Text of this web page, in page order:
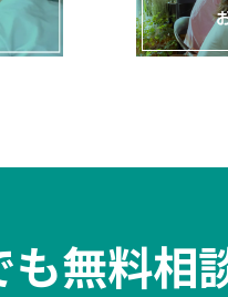
も無料相